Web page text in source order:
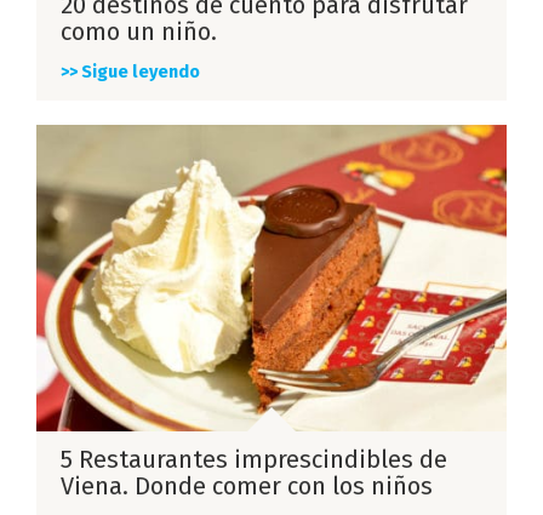
como un niño.
>> Sigue leyendo
5 Restaurantes imprescindibles de
Viena. Donde comer con los niños